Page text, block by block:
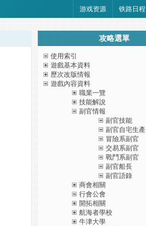
游戏资源 铁路日程
攻略選單
使用索引
遊戲基本資料
歷次改版情報
遊戲內容資料
職業一覽
技能解說
副官情報
副官技能
副官自宅生產
冒險系副官
交易系副官
戰鬥系副官
副官船長
副官語錄
商會相關
行會公會
開拓相關
航海者學校
牛津大學